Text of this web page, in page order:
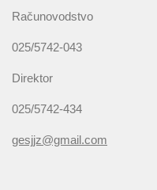
Računovodstvo
025/5742-043
Direktor
025/5742-434
gesjjz@gmail.com